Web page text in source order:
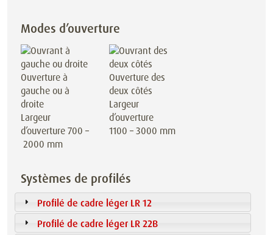
Modes d’ouverture
Ouverture à
gauche ou à
droite
Largeur
d’ouverture 700 –
2000 mm
Ouverture des
deux côtés
Largeur
d’ouverture
1100 – 3000 mm
Systèmes de profilés
Profilé de cadre léger LR 12
Profilé de cadre léger LR 22B